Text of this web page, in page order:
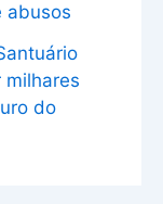
abusos
milhares
do